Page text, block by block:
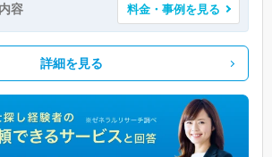
容 料金・事例を見る
詳細を見る